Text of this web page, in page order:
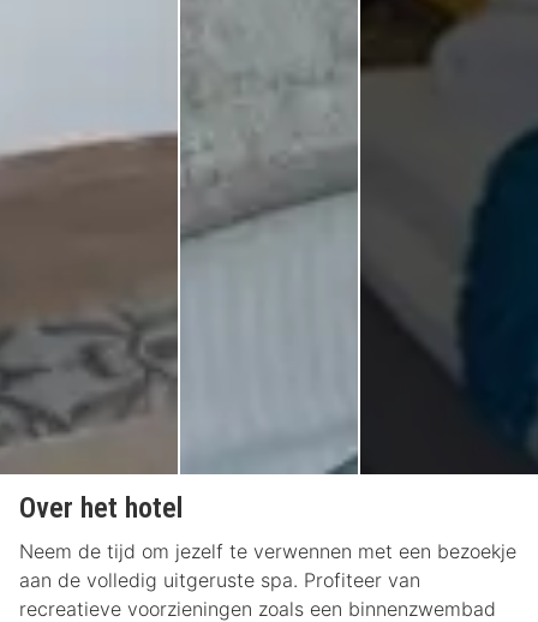
Over het hotel
Neem de tijd om jezelf te verwennen met een bezoekje
aan de volledig uitgeruste spa. Profiteer van
recreatieve voorzieningen zoals een binnenzwembad